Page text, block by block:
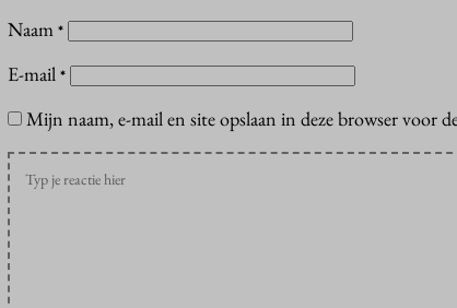
Naam *
E-mail *
Mijn naam, e-mail en site opslaan in deze browser voor